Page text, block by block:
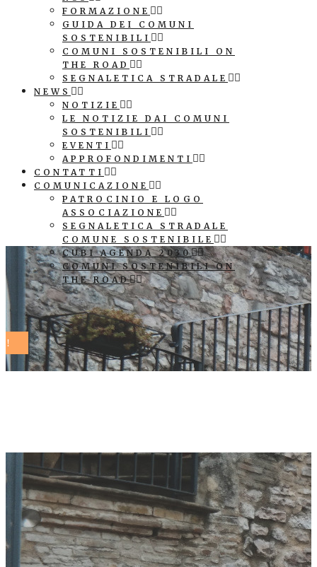
FORMAZIONE
GUIDA DEI COMUNI
SOSTENIBILI
COMUNI SOSTENIBILI ON
THE ROAD
SEGNALETICA STRADALE
NEWS
NOTIZIE
LE NOTIZIE DAI COMUNI
SOSTENIBILI
EVENTI
APPROFONDIMENTI
CONTATTI
COMUNICAZIONE
PATROCINIO E LOGO
ASSOCIAZIONE
SEGNALETICA STRADALE
COMUNE SOSTENIBILE
CUBI AGENDA 2030
COMUNI SOSTENIBILI ON
THE ROAD